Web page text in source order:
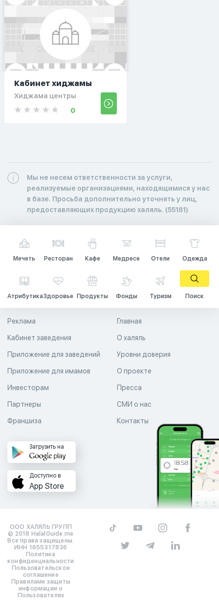
Кабинет хиджамы
Хиджама центры
0
Мы не несем ответственности за услуги,
реализуемые организациями, находящимися у нас
в базе. Просьба дополнительно уточнять у лиц,
предоставляющих продукцию халяль. (55181)
Мечеть Ресторан Кафе Медресе Отели Одежда
АтрибутикаЗдоровье Продукты Фонды Туризм Поиск
Главная
О халяль
Уровни доверия
Реклама
Кабинет заведения
Приложение для заведений
Приложение для имамов О проекте
Пресса
СМИ о нас
Контакты
Инвесторам
Партнеры
Франшиза
Загрузить на
Доступно в
App Store
ООО ХАЛЯЛЬ ГРУПП
© 2018 HalalGuide.me
Все права защищены.
ИНН 1655317836
Политика
конфиденциальности
Пользовательское
соглашение
Правилами защиты
информации о
Пользователях